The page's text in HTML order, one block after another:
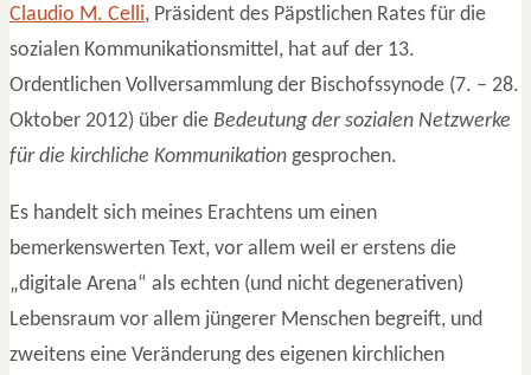
Claudio M. Celli, Präsident des Päpstlichen Rates für die
sozialen Kommunikationsmittel, hat auf der 13.
Ordentlichen Vollversammlung der Bischofssynode (7. – 28.
Oktober 2012) über die Bedeutung der sozialen Netzwerke
für die kirchliche Kommunikation gesprochen.
Es handelt sich meines Erachtens um einen
bemerkenswerten Text, vor allem weil er erstens die
„digitale Arena“ als echten (und nicht degenerativen)
Lebensraum vor allem jüngerer Menschen begreift, und
zweitens eine Veränderung des eigenen kirchlichen